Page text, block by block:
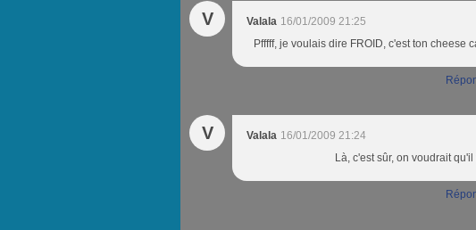
V Valala 16/01/2009 21:25
Pfffff, je voulais dire FROID, c'est ton cheese
V Valala 16/01/2009 21:24
Là, c'est sûr, on voudrait